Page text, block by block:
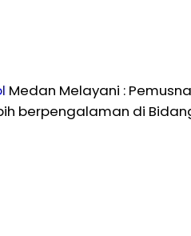
Medan Melayani :
berpengalaman di